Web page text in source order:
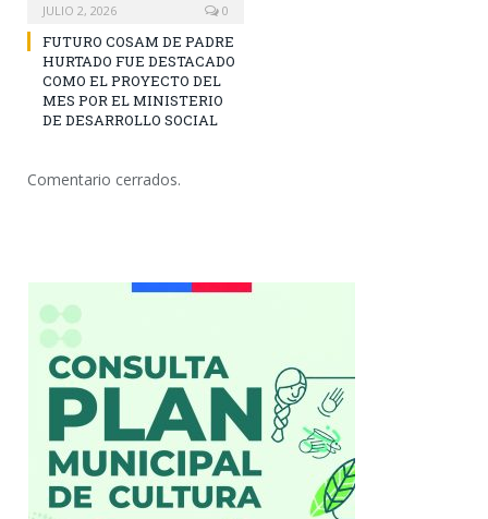
JULIO 2, 2026 0
FUTURO COSAM DE PADRE
HURTADO FUE DESTACADO
COMO EL PROYECTO DEL
MES POR EL MINISTERIO
DE DESARROLLO SOCIAL
Comentario cerrados.